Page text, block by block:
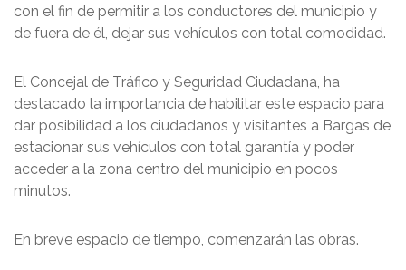
con el fin de permitir a los conductores del municipio y
de fuera de él, dejar sus vehículos con total comodidad.
El Concejal de Tráfico y Seguridad Ciudadana, ha
destacado la importancia de habilitar este espacio para
dar posibilidad a los ciudadanos y visitantes a Bargas de
estacionar sus vehículos con total garantía y poder
acceder a la zona centro del municipio en pocos
minutos.
En breve espacio de tiempo, comenzarán las obras.